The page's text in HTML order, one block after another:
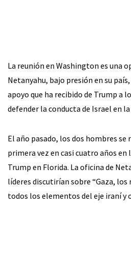
La reunión en Washington es una
Netanyahu, bajo presión en su
apoyo que ha recibido de Trump a
defender la conducta de Israel en
El año pasado, los dos hombres se
primera vez en casi cuatro años en
Trump en Florida. La oficina de
líderes discutirían sobre “Gaza, los
todos los elementos del eje iraní y